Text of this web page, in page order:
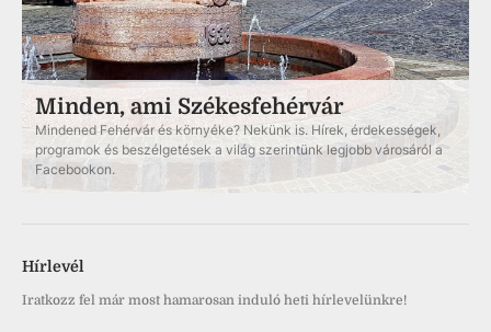
Minden, ami Székesfehérvár
Mindened Fehérvár és környéke? Nekünk is. Hírek, érdekességek,
programok és beszélgetések a világ szerintünk legjobb városáról a
Facebookon.
Hírlevél
Iratkozz fel már most hamarosan induló heti hírlevelünkre!